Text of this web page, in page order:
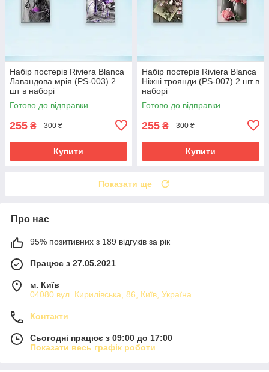
Набір постерів Riviera Blanca
Лавандова мрія (PS-003) 2
шт в наборі
Готово до відправки
255 ₴ 300 ₴
Купити
Набір постерів Riviera Blanca
Ніжні троянди (PS-007) 2 шт в
наборі
Готово до відправки
255 ₴ 300 ₴
Купити
Показати ще
Про нас
95% позитивних з 189 відгуків за рік
Працює з 27.05.2021
м. Київ
04080 вул. Кирилівська, 86, Київ, Україна
Контакти
Сьогодні працює з 09:00 до 17:00
Показати весь графік роботи